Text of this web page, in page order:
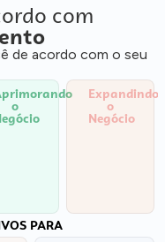
com
de acordo com o seu
o
Expandindo
o
Negócio
PARA